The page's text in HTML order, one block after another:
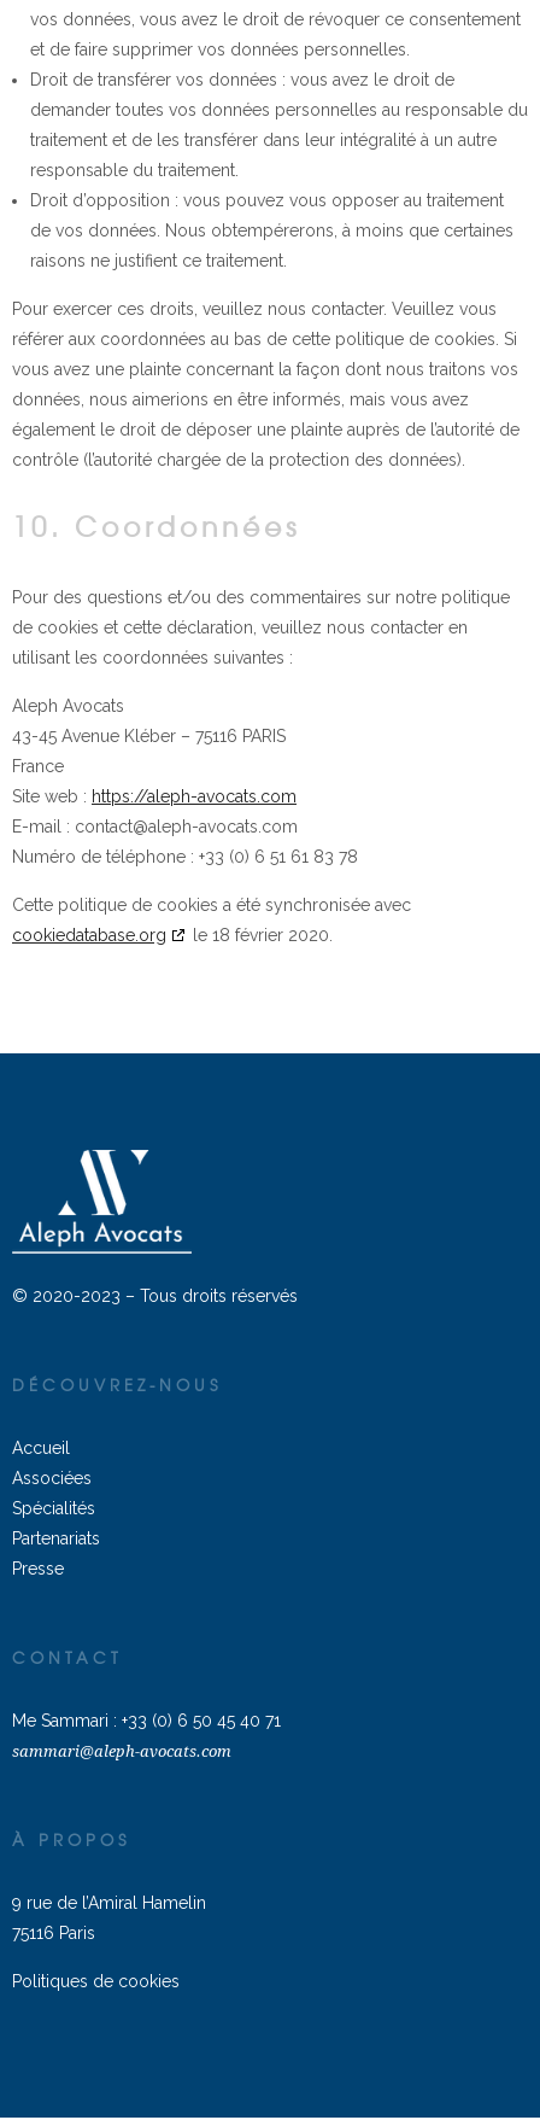
vos données, vous avez le droit de révoquer ce consentement
et de faire supprimer vos données personnelles.
Droit de transférer vos données : vous avez le droit de
demander toutes vos données personnelles au responsable du
traitement et de les transférer dans leur intégralité à un autre
responsable du traitement.
Droit d’opposition : vous pouvez vous opposer au traitement
de vos données. Nous obtempérerons, à moins que certaines
raisons ne justifient ce traitement.
Pour exercer ces droits, veuillez nous contacter. Veuillez vous
référer aux coordonnées au bas de cette politique de cookies. Si
vous avez une plainte concernant la façon dont nous traitons vos
données, nous aimerions en être informés, mais vous avez
également le droit de déposer une plainte auprès de l’autorité de
contrôle (l’autorité chargée de la protection des données).
10. Coordonnées
Pour des questions et/ou des commentaires sur notre politique
de cookies et cette déclaration, veuillez nous contacter en
utilisant les coordonnées suivantes :
Aleph Avocats
43-45 Avenue Kléber – 75116 PARIS
France
Site web : https://aleph-avocats.com
E-mail : contact@aleph-avocats.com
Numéro de téléphone : +33 (0) 6 51 61 83 78
Cette politique de cookies a été synchronisée avec
cookiedatabase.org
le 18 février 2020.
© 2020-2023 – Tous droits réservés
DÉCOUVREZ-NOUS
Accueil
Associées
Spécialités
Partenariats
Presse
CONTACT
Me Sammari : +33 (0) 6 50 45 40 71
sammari@aleph-avocats.com
À PROPOS
9 rue de l’Amiral Hamelin
75116 Paris
Politiques de cookies